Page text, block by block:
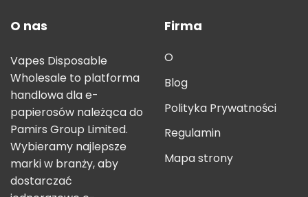
O nas
Vapes Disposable
Wholesale to platforma
handlowa dla e-
papierosów należąca do
Pamirs Group Limited.
Wybieramy najlepsze
marki w branży, aby
dostarczać
Firma
O
Blog
Polityka Prywatności
Regulamin
Mapa strony